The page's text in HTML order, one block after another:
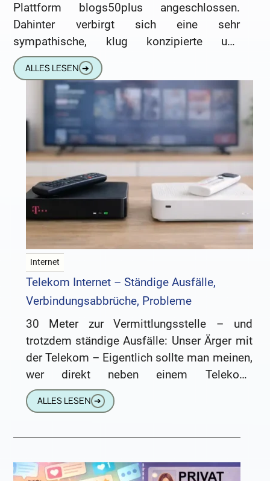
Plattform blogs50plus angeschlossen.
Dahinter verbirgt sich eine sehr
sympathische, klug konzipierte und
inzwischen fest etablierte Sammlung von
Weblogs, die von Menschen betrieben
ALLES LESEN ➔
Internet
Telekom Internet – Ständige Ausfälle,
Verbindungsabbrüche, Probleme
30 Meter zur Vermittlungsstelle – und
trotzdem ständige Ausfälle: Unser Ärger mit
der Telekom – Eigentlich sollte man meinen,
wer direkt neben einem Telekom-
Knotenpunkt wohnt, müsste im Internetglück
leben. Wir
ALLES LESEN ➔